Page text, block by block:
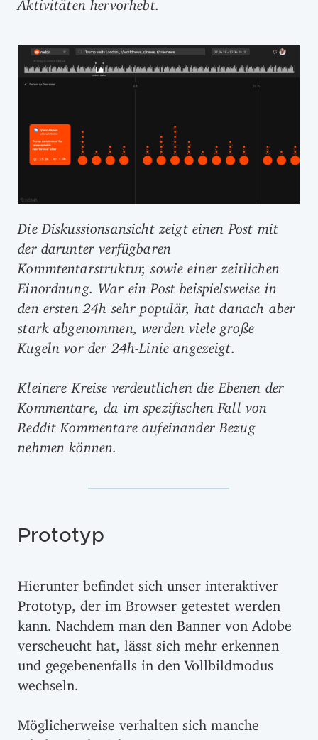
Die Diskussionsansicht zeigt einen Post mit
der darunter verfügbaren
Kommtentarstruktur, sowie einer zeitlichen
Einordnung. War ein Post beispielsweise in
den ersten 24h sehr populär, hat danach aber
stark abgenommen, werden viele große
Kugeln vor der 24h-Linie angezeigt.
Kleinere Kreise verdeutlichen die Ebenen der
Kommentare, da im spezifischen Fall von
Reddit Kommentare aufeinander Bezug
nehmen können.
Prototyp
Hierunter befindet sich unser interaktiver
Prototyp, der im Browser getestet werden
kann. Nachdem man den Banner von Adobe
verscheucht hat, lässt sich mehr erkennen
und gegebenenfalls in den Vollbildmodus
wechseln.
Möglicherweise verhalten sich manche